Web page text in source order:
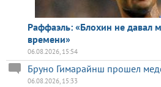
Раффаэль: «Блохин не давал
времени»
06.08.2026, 15:54
Бруно Гимарайнш прошел
06.08.2026, 15:33